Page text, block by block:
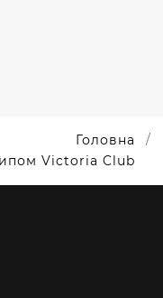
Головна
Victoria Club